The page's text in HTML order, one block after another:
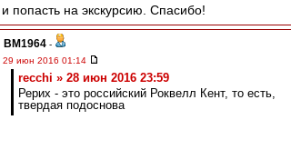
и попасть на экскурсию. Спасибо!
BM1964 -
29 июн 2016 01:14
recchi » 28 июн 2016 23:59
Рерих - это российский Роквелл Кент, то есть,
твердая подоснова